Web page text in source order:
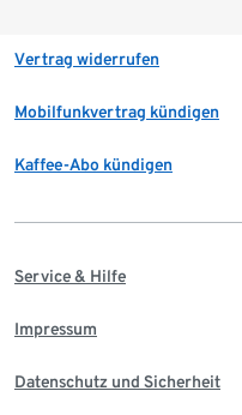
Vertrag widerrufen
Mobilfunkvertrag kündigen
Kaffee-Abo kündigen
Service & Hilfe
Impressum
Datenschutz und Sicherheit